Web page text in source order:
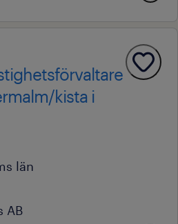
kista i
län
AB